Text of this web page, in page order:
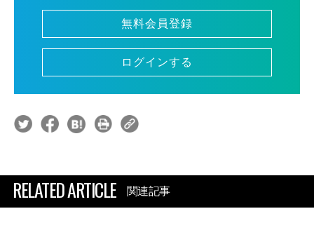
無料会員登録
ログインする
RELATED ARTICLE 関連記事